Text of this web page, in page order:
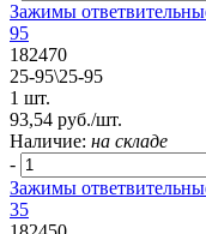
Зажимы
95
182470
25-95\25-95
1 шт.
93,54 руб./шт.
Наличие: на складе
-
Зажимы
35